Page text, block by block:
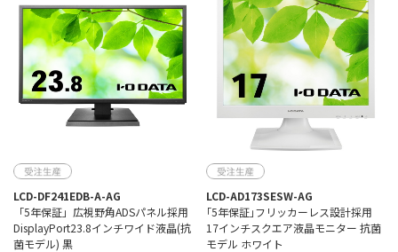
LCD-DF241EDB-A-AG
「5年保証」広視野角ADSパネル採用
DisplayPort23.8インチワイド液晶(抗
菌モデル) 黒
LCD-AD173SESW-AG
｢5年保証｣フリッカーレス設計採用
17インチスクエア液晶モニター 抗菌
モデル ホワイト